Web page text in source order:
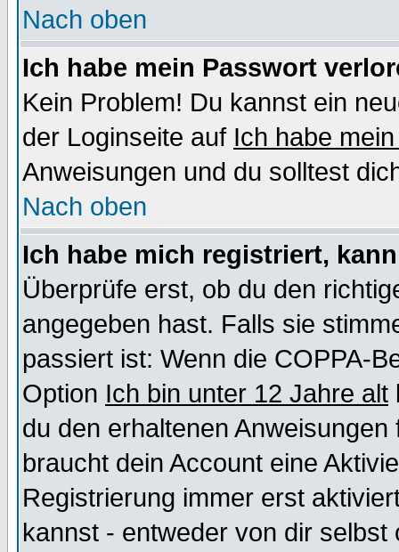
Nach oben
Ich habe mein Passwort
Kein Problem! Du kannst ein
der Loginseite auf Ich habe
Anweisungen und du solltest
Nach oben
Ich habe mich registriert,
Überprüfe erst, ob du den
angegeben hast. Falls sie
passiert ist: Wenn die COPPA-
Option Ich bin unter 12 Jahre alt
du den erhaltenen
braucht dein Account eine
Registrierung immer erst
kannst - entweder von dir selbst